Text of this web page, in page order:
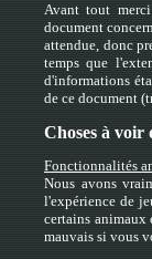
Avant tout
document
attendue, donc
temps que
d'informations
de ce document
Choses à voir
Fonctionnalités
Nous avons
l'expérience de
certains animaux
mauvais si vous